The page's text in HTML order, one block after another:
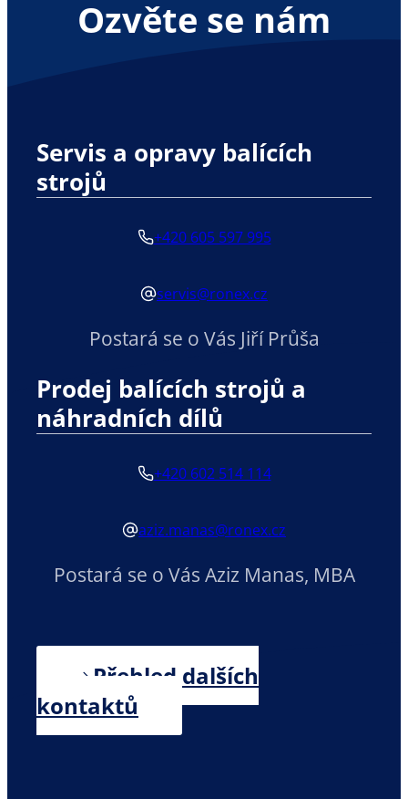
Ozvěte se nám
Servis a opravy balících
strojů
+420 605 597 995
servis@ronex.cz
Postará se o Vás Jiří Průša
Prodej balících strojů a
náhradních dílů
+420 602 514 114
aziz.manas@ronex.cz
Postará se o Vás Aziz Manas, MBA
Přehled dalších
kontaktů